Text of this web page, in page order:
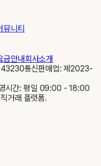
뮤니티
금안내회사소개
43230통신판매업: 제2023-
시간: 평일 09:00 - 18:00
거래 플랫폼.